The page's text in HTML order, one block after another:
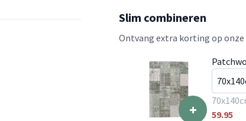
Slim combineren
Ontvang extra korting op
+
59.95